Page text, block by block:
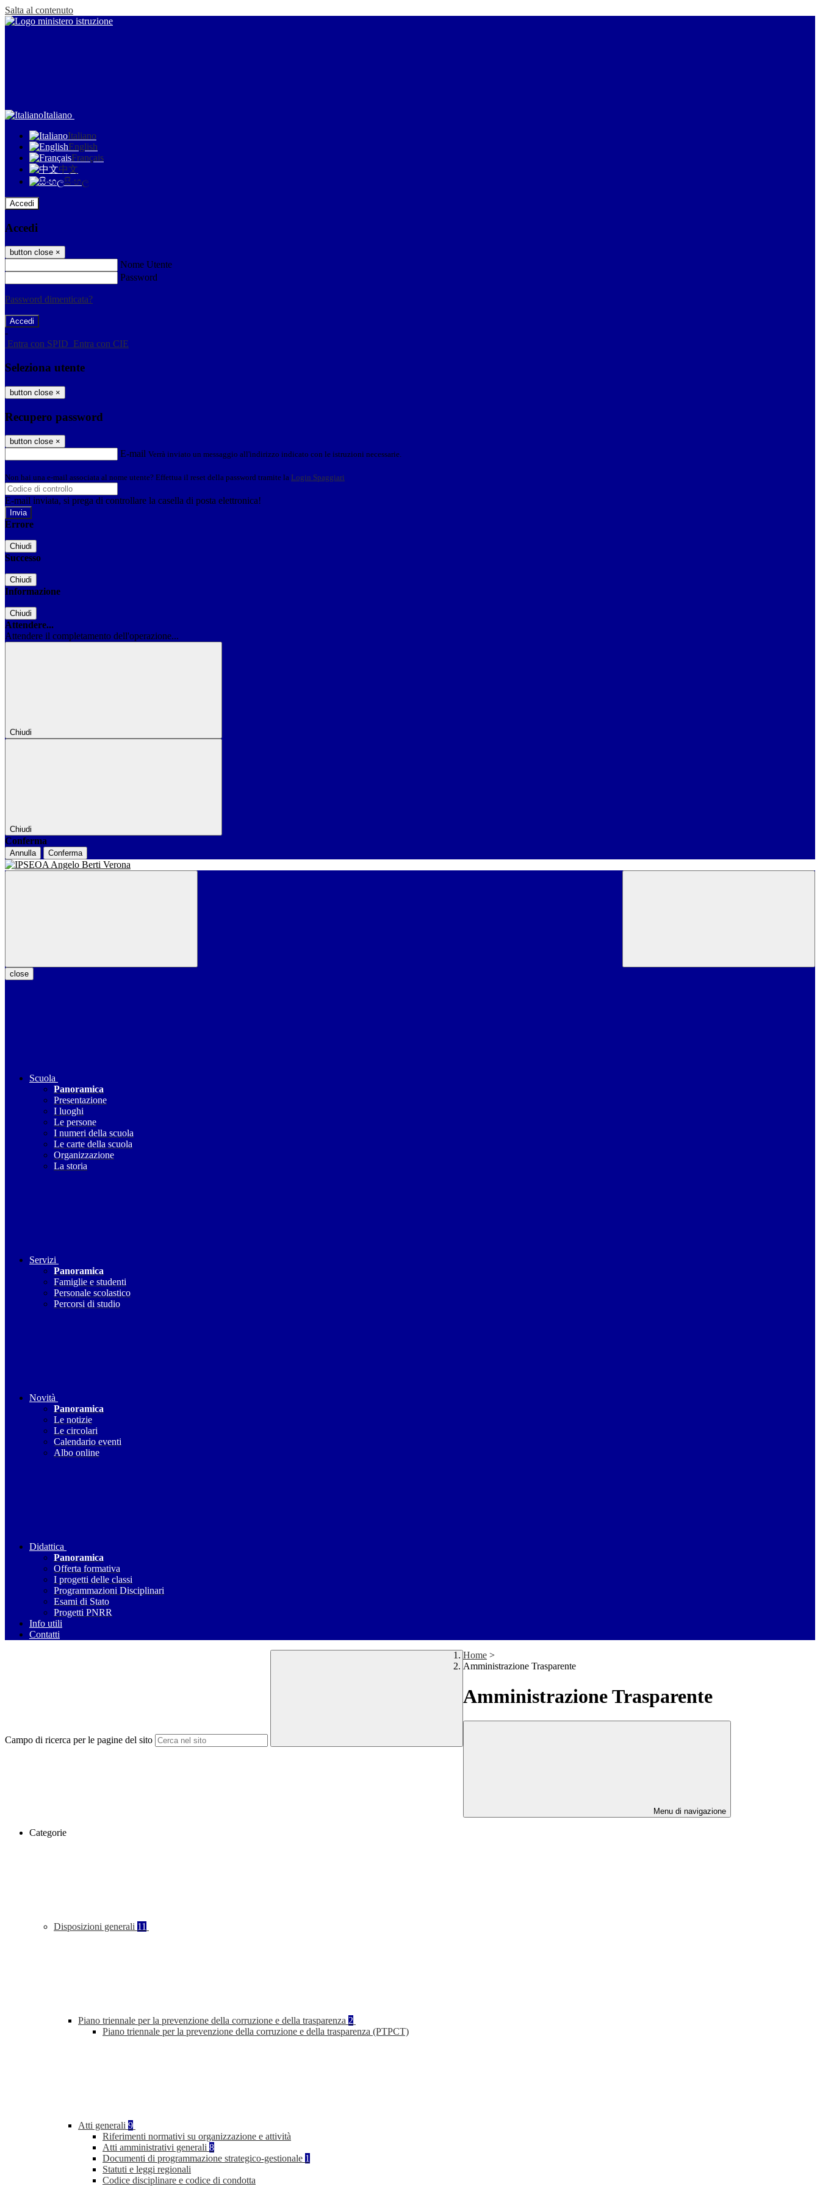
Salta al contenuto
Italiano
Italiano
English
Français
中文
සිංහල
Accedi
Accedi
button close ×
Nome Utente
Password
Password dimenticata?
-
Entra con SPID Entra con CIE
Seleziona utente
button close ×
Recupero password
button close ×
E-mail Verrà inviato un messaggio all'indirizzo indicato con le istruzioni necessarie.
Non hai una e-mail associata al nome utente? Effettua il reset della password tramite la Login Spaggiari
E-mail inviata, si prega di controllare la casella di posta elettronica!
Errore
Chiudi
Successo
Chiudi
Informazione
Chiudi
Attendere...
Attendere il completamento dell'operazione...
Chiudi
Chiudi
Conferma
Annulla Conferma
close
Scuola
Panoramica
Presentazione
I luoghi
Le persone
I numeri della scuola
Le carte della scuola
Organizzazione
La storia
Servizi
Panoramica
Famiglie e studenti
Personale scolastico
Percorsi di studio
Novità
Panoramica
Le notizie
Le circolari
Calendario eventi
Albo online
Didattica
Panoramica
Offerta formativa
I progetti delle classi
Programmazioni Disciplinari
Esami di Stato
Progetti PNRR
Info utili
Contatti
Campo di ricerca per le pagine del sito
Home >
Amministrazione Trasparente
Amministrazione Trasparente
Menu di navigazione
Categorie
Disposizioni generali 11
Piano triennale per la prevenzione della corruzione e della trasparenza 2
Piano triennale per la prevenzione della corruzione e della trasparenza (PTPCT)
Atti generali 9
Riferimenti normativi su organizzazione e attività
Atti amministrativi generali 8
Documenti di programmazione strategico-gestionale 1
Statuti e leggi regionali
Codice disciplinare e codice di condotta